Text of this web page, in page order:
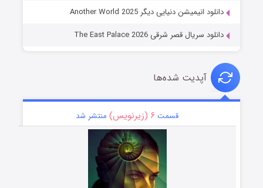
دانلود انیمیشن دنیایی دیگر Another World 2025
دانلود سریال قصر شرقی The East Palace 2026
آپدیت شده‌ها
قسمت ۶ (زیرنویس) منتشر شد